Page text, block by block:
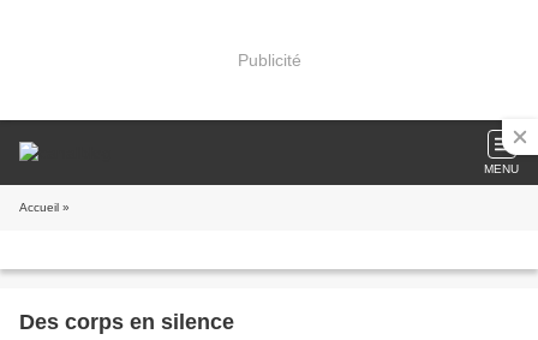
Publicité
MENU
Accueil »
Des corps en silence